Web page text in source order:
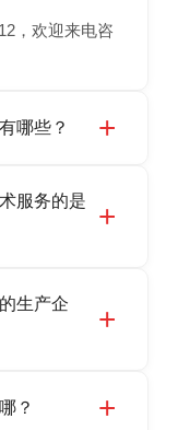
，欢迎来电咨
哪些？
LNR 天然、
座，资质齐
服务的是
化设计、现货
主营
生产企
规第三方检测
？